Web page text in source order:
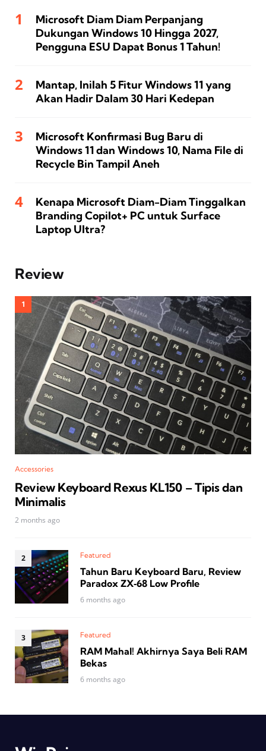
Microsoft Diam Diam Perpanjang
Dukungan Windows 10 Hingga 2027,
Pengguna ESU Dapat Bonus 1 Tahun!
Mantap, Inilah 5 Fitur Windows 11 yang
Akan Hadir Dalam 30 Hari Kedepan
Microsoft Konfirmasi Bug Baru di
Windows 11 dan Windows 10, Nama File di
Recycle Bin Tampil Aneh
Kenapa Microsoft Diam-Diam Tinggalkan
Branding Copilot+ PC untuk Surface
Laptop Ultra?
Review
Accessories
Review Keyboard Rexus KL150 – Tipis dan
Minimalis
2 months ago
Featured
Tahun Baru Keyboard Baru, Review
Paradox ZX‑68 Low Profile
6 months ago
Featured
RAM Mahal! Akhirnya Saya Beli RAM
Bekas
6 months ago